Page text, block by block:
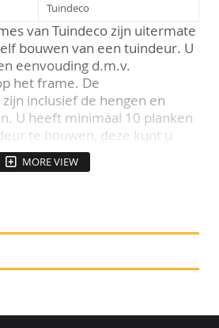
Tuindeco
van Tuindeco zijn uitermate
bouwen van een tuindeur. U
eenvouding d.m.v.
het frame. De
inclusief de hengen en
U heeft minimaal 10 planken
te bouwen, deze kunt u
MORE VIEW